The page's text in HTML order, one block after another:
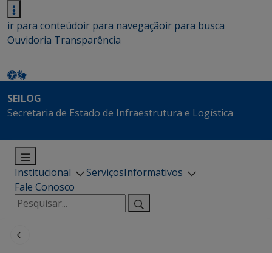
ir para conteúdoir para navegaçãoir para busca
Ouvidoria Transparência
SEILOG
Secretaria de Estado de Infraestrutura e Logística
Institucional ServiçosInformativos
Fale Conosco
Pesquisar
por: